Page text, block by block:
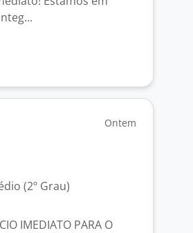
Ontem
(2º Grau)
IMEDIATO PARA O